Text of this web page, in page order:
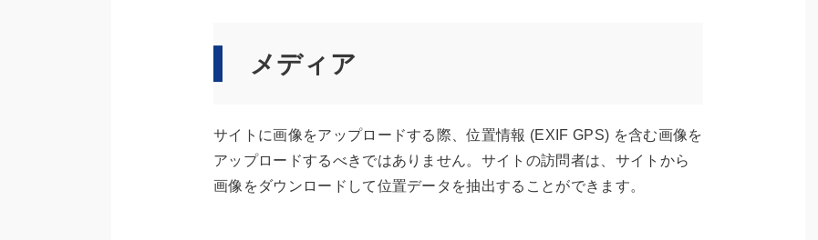
メディア
サイトに画像をアップロードする際、位置情報 (EXIF GPS) を含む画像を
アップロードするべきではありません。サイトの訪問者は、サイトから
画像をダウンロードして位置データを抽出することができます。